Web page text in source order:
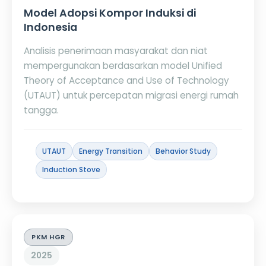
Model Adopsi Kompor Induksi di
Indonesia
Analisis penerimaan masyarakat dan niat
mempergunakan berdasarkan model Unified
Theory of Acceptance and Use of Technology
(UTAUT) untuk percepatan migrasi energi rumah
tangga.
UTAUT Energy Transition
Behavior Study
Induction Stove
PKM HGR
2025